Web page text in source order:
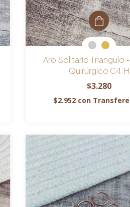
Aro Solitario Triangulo
Quirúrgico C4.H
$3.280
$2.952 con